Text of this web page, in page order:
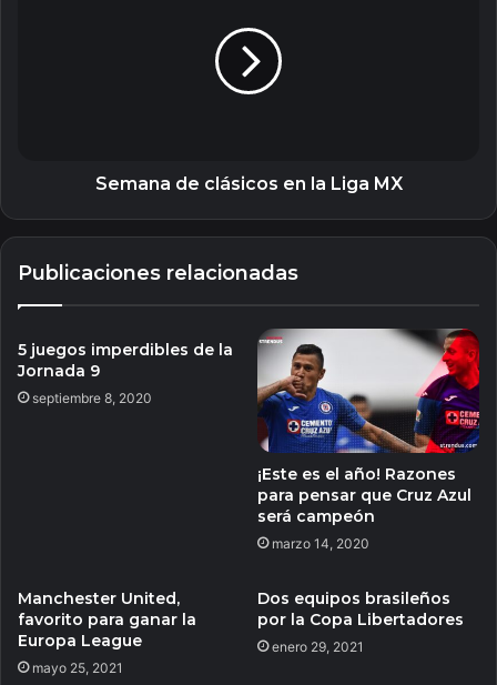
Semana de clásicos en la Liga MX
Publicaciones relacionadas
5 juegos imperdibles de la
Jornada 9
septiembre 8, 2020
¡Este es el año! Razones
para pensar que Cruz Azul
será campeón
marzo 14, 2020
Manchester United,
favorito para ganar la
Europa League
mayo 25, 2021
Dos equipos brasileños
por la Copa Libertadores
enero 29, 2021